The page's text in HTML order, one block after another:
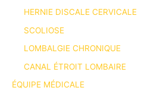
HERNIE DISCALE CERVICALE
SCOLIOSE
LOMBALGIE CHRONIQUE
CANAL ÉTROIT LOMBAIRE
ÉQUIPE MÉDICALE